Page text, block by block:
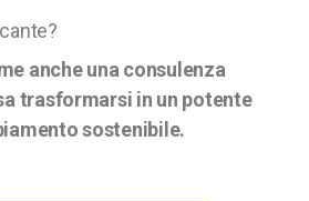
anche una consulenza
trasformarsi in un potente
sostenibile.